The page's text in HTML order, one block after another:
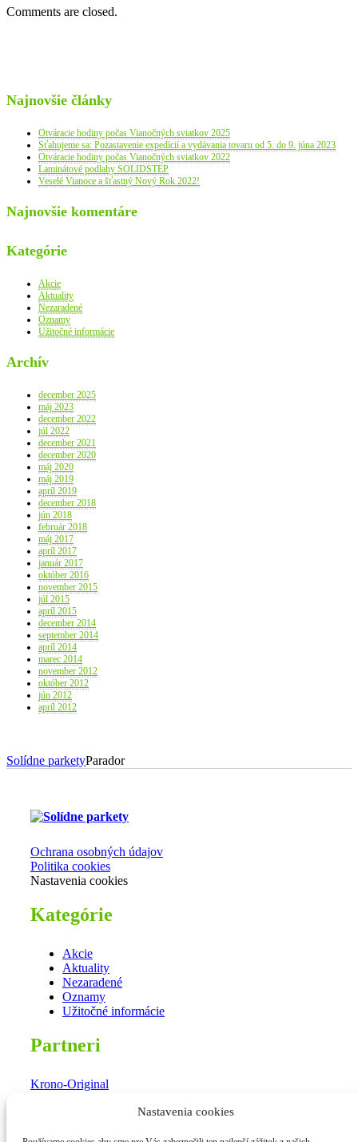
Nastavenia cookies
Comments are closed.
Najnovšie články
Otváracie hodiny počas Vianočných sviatkov 2025
Sťahujeme sa: Pozastavenie expedícií a vydávania tovaru od 5. do 9. júna 2023
Otváracie hodiny počas Vianočných sviatkov 2022
Laminátové podlahy SOLIDSTEP
Veselé Vianoce a šťastný Nový Rok 2022!
Najnovšie komentáre
Kategórie
Akcie
Aktuality
Nezaradené
Oznamy
Užitočné informácie
Archív
december 2025
máj 2023
december 2022
júl 2022
december 2021
december 2020
máj 2020
máj 2019
apríl 2019
december 2018
jún 2018
február 2018
máj 2017
apríl 2017
január 2017
október 2016
november 2015
júl 2015
apríl 2015
december 2014
september 2014
apríl 2014
marec 2014
november 2012
október 2012
jún 2012
apríl 2012
Solídne parketyParador
Ochrana osobných údajov
Politika cookies
Nastavenia cookies
Kategórie
Akcie
Aktuality
Nezaradené
Oznamy
Užitočné informácie
Partneri
Krono-Original